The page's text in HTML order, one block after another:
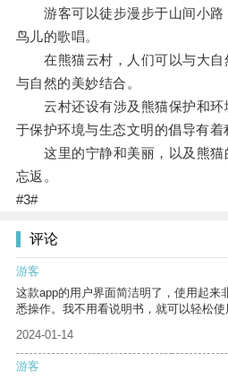
游客可以徒步漫步于山间小路
鸟儿的歌唱。
在熊猫云村，人们可以与大自
与自然的美妙结合。
云村还设有涉及熊猫保护和环
于保护环境与生态文明的倡导有着
这里的宁静和美丽，以及熊猫
忘返。
#3#
评论
游客
这款app的用户界面简洁明了，使用起来
悉操作。我不用看说明书，就可以轻松使
2024-01-14
游客